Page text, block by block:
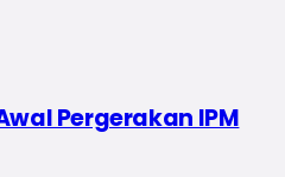
Pergerakan IPM